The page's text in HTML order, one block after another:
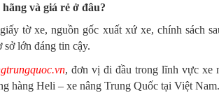
và giá rẻ ở đâu?
tờ xe, nguồn gốc xuất xứ xe, chính sách
lớn đáng tin cậy.
, đơn vị đi đầu trong lĩnh vực xe
hàng Heli – xe nâng Trung Quốc tại Việt